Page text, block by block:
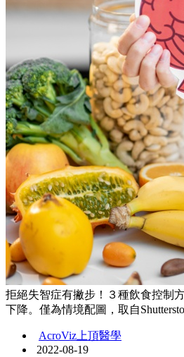
拒絕失智症有撇步！３種飲食控制
下降。僅為情境配圖，取自
AcroViz上頂醫學
2022-08-19